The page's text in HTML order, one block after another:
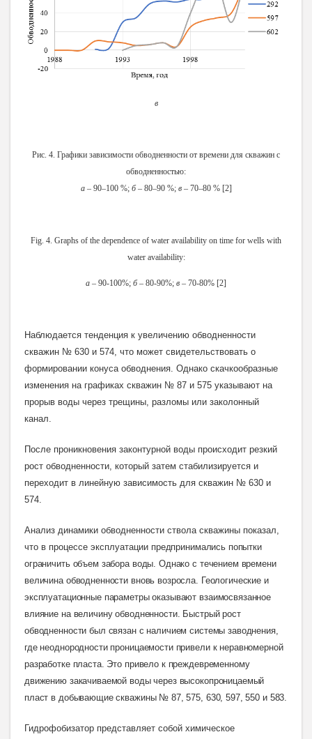
в
Рис. 4. Графики зависимости обводненности от времени для скважин с
обводненностью:
а– 90–100 %; б– 80–90 %; в– 70–80 % [2]
Fig. 4. Graphs of the dependence of water availability on time for wells with
water availability:
a – 90-100%; б– 80-90%; в – 70-80% [2]
Наблюдается тенденция к увеличению обводненности
скважин № 630 и 574, что может свидетельствовать о
формировании конуса обводнения. Однако скачкообразные
изменения на графиках скважин № 87 и 575 указывают на
прорыв воды через трещины, разломы или заколонный
канал.
После проникновения законтурной воды происходит резкий
рост обводненности, который затем стабилизируется и
переходит в линейную зависимость для скважин № 630 и
574.
Анализ динамики обводненности ствола скважины показал,
что в процессе эксплуатации предпринимались попытки
ограничить объем забора воды. Однако с течением времени
величина обводненности вновь возросла. Геологические и
эксплуатационные параметры оказывают взаимосвязанное
влияние на величину обводненности. Быстрый рост
обводненности был связан с наличием системы заводнения,
где неоднородности проницаемости привели к неравномерной
разработке пласта. Это привело к преждевременному
движению закачиваемой воды через высокопроницаемый
пласт в добывающие скважины № 87, 575, 630, 597, 550 и 583.
Гидрофобизатор представляет собой химическое